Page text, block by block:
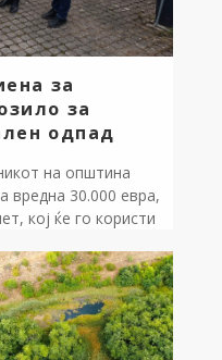
за
за
одпад
на општина
вредна 30.000 евра,
кој ќе го користи
Дебрца денес има
на
искажа
на Виена,